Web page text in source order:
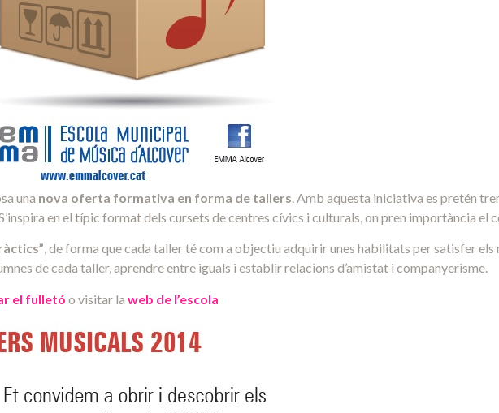
una nova oferta formativa en forma de tallers. Amb aquesta iniciativa es pretén
en el típic format dels cursets de centres cívics i culturals, on pren importància el
, de forma que cada taller té com a objectiu adquirir unes habilitats per satisfer
de cada taller, aprendre entre iguals i establir relacions d’amistat i companyerisme.
el fulletó o visitar la web de l’escola